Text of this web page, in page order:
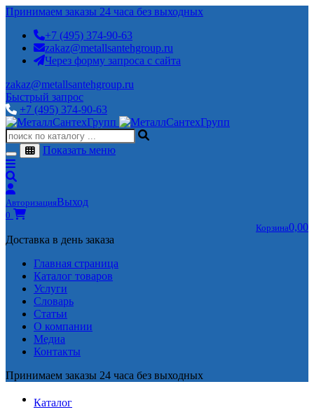
Принимаем заказы 24 часа без выходных
+7 (495) 374-90-63
zakaz@metallsantehgroup.ru
Через форму запроса с сайта
zakaz@metallsantehgroup.ru
Быстрый запрос
+7 (495) 374-90-63
Показать меню
АвторизацияВыход
0
Корзина0,00
Доставка в день заказа
Главная страница
Каталог товаров
Услуги
Словарь
Статьи
О компании
Медиа
Контакты
Принимаем заказы 24 часа без выходных
Каталог